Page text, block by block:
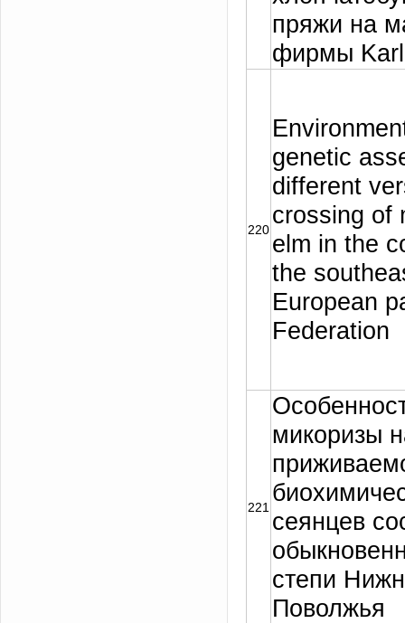
пряжи на
фирмы
220
genetic
different
crossing of
elm in the
the
European
Federation
221
микоризы
сеянцев
степи
Поволжья